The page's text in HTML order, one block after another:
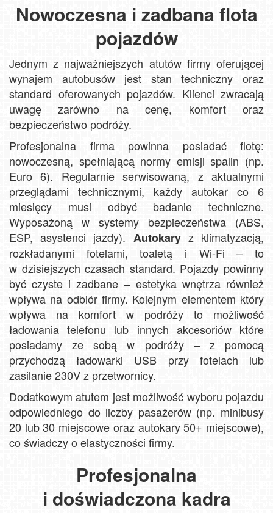
Nowoczesna i zadbana flota
pojazdów
Jednym z najważniejszych atutów firmy oferującej
wynajem autobusów jest stan techniczny oraz
standard oferowanych pojazdów. Klienci zwracają
uwagę zarówno na cenę, komfort oraz
bezpieczeństwo podróży.
Profesjonalna firma powinna posiadać flotę:
nowoczesną, spełniającą normy emisji spalin (np.
Euro 6). Regularnie serwisowaną, z aktualnymi
przeglądami technicznymi, każdy autokar co 6
miesięcy musi odbyć badanie techniczne.
Wyposażoną w systemy bezpieczeństwa (ABS,
ESP, asystenci jazdy). Autokaryz klimatyzacją,
rozkładanymi fotelami, toaletą i Wi-Fi – to
w dzisiejszych czasach standard. Pojazdy powinny
być czyste i zadbane – estetyka wnętrza również
wpływa na odbiór firmy. Kolejnym elementem który
wpływa na komfort w podróży to możliwość
ładowania telefonu lub innych akcesoriów które
posiadamy ze sobą w podróży – z pomocą
przychodzą ładowarki USB przy fotelach lub
zasilanie 230V z przetwornicy.
Dodatkowym atutem jest możliwość wyboru pojazdu
odpowiedniego do liczby pasażerów (np. minibusy
20 lub 30 miejscowe oraz autokary 50+ miejscowe),
co świadczy o elastyczności firmy.
Profesjonalna
i doświadczona kadra